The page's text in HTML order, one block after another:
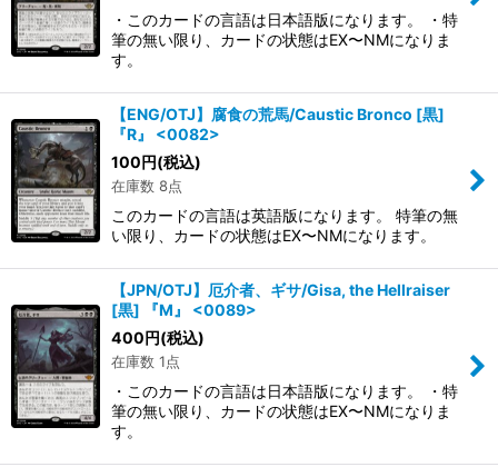
・このカードの言語は日本語版になります。 ・特
筆の無い限り、カードの状態はEX〜NMになりま
す。
【ENG/OTJ】腐食の荒馬/Caustic Bronco [黒]
『R』 <0082>
100円(税込)
在庫数 8点
このカードの言語は英語版になります。 特筆の無
い限り、カードの状態はEX〜NMになります。
【JPN/OTJ】厄介者、ギサ/Gisa, the Hellraiser
[黒] 『M』 <0089>
400円(税込)
在庫数 1点
・このカードの言語は日本語版になります。 ・特
筆の無い限り、カードの状態はEX〜NMになりま
す。